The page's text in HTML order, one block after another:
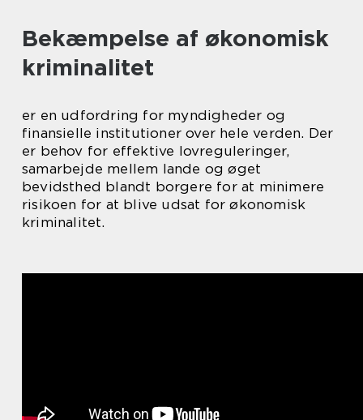
Bekæmpelse af økonomisk
kriminalitet
er en udfordring for myndigheder og
finansielle institutioner over hele verden. Der
er behov for effektive lovreguleringer,
samarbejde mellem lande og øget
bevidsthed blandt borgere for at minimere
risikoen for at blive udsat for økonomisk
kriminalitet.